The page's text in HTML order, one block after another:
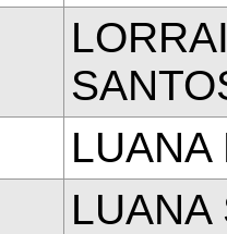
LUANA
LUANA